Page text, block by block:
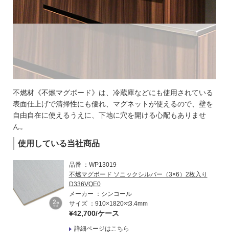
不燃材《不燃マグボード》は、冷蔵庫などにも使用されている
表面仕上げで清掃性にも優れ、マグネットが使えるので、壁を
自由自在に使えるうえに、下地に穴を開ける心配もありませ
ん。
使用している当社商品
品番
WP13019
不燃マグボード ソニックシルバー（3×6）2枚入り
D336VQE0
メーカー
シンコール
サイズ
910×1820×t3.4mm
¥42,700/ケース
詳細ページはこちら